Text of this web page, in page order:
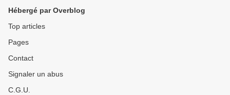
Hébergé par Overblog
Top articles
Pages
Contact
Signaler un abus
C.G.U.